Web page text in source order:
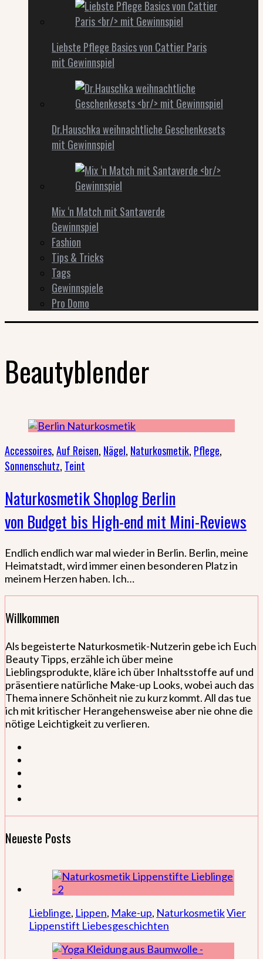
Liebste Pflege Basics von Cattier Paris
mit Gewinnspiel
Dr.Hauschka weihnachtliche Geschenkesets
mit Gewinnspiel
Mix ‘n Match mit Santaverde
Gewinnspiel
Fashion
Tips & Tricks
Tags
Gewinnspiele
Pro Domo
Beautyblender
Accessoires,Auf Reisen, Nägel, Naturkosmetik, Pflege,
Sonnenschutz, Teint
Naturkosmetik Shoplog Berlin
von Budget bis High-end mit Mini-Reviews
Endlich endlich war mal wieder in Berlin. Berlin, meine
Heimatstadt, wird immer einen besonderen Platz in
meinem Herzen haben. Ich…
Willkommen
Als begeisterte Naturkosmetik-Nutzerin gebe ich Euch
Beauty Tipps, erzähle ich über meine
Lieblingsprodukte, kläre ich über Inhaltsstoffe auf und
präsentiere natürliche Make-up Looks, wobei auch das
Thema innere Schönheit nie zu kurz kommt. All das tue
ich mit kritischer Herangehensweise aber nie ohne die
nötige Leichtigkeit zu verlieren.
Neueste Posts
Lieblinge, Lippen, Make-up, NaturkosmetikVier
Lippenstift Liebesgeschichten